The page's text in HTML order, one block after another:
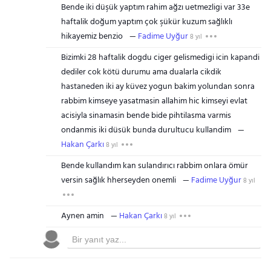
Bende iki düşük yaptım rahim ağzı uetmezligi var 33e
haftalik doğum yaptım çok şükür kuzum sağlıklı
hikayemiz benzio
Fadime Uyğur8 yıl
Bizimki 28 haftalik dogdu ciger gelismedigi icin kapandi
dediler cok kötü durumu ama dualarla cikdik
hastaneden iki ay küvez yogun bakim yolundan sonra
rabbim kimseye yasatmasin allahim hic kimseyi evlat
acisiyla sinamasin bende bide pihtilasma varmis
ondanmis iki düsük bunda durultucu kullandim
Hakan Çarkı8 yıl
Bende kullandım kan sulandırıcı rabbim onlara ömür
versin sağlık hherseyden onemli
Fadime Uyğur8 yıl
Aynen amin Hakan Çarkı8 yıl